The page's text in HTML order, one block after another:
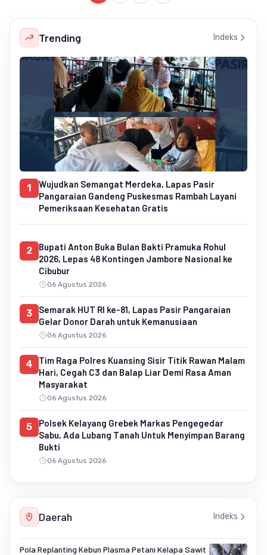
Trending Indeks
1
Wujudkan Semangat Merdeka, Lapas Pasir
Pangaraian Gandeng Puskesmas Rambah Layani
Pemeriksaan Kesehatan Gratis
2
Bupati Anton Buka Bulan Bakti Pramuka Rohul
2026, Lepas 48 Kontingen Jambore Nasional ke
Cibubur
06 Agustus 2026
3
Semarak HUT RI ke-81, Lapas Pasir Pangaraian
Gelar Donor Darah untuk Kemanusiaan
06 Agustus 2026
4
Tim Raga Polres Kuansing Sisir Titik Rawan Malam
Hari, Cegah C3 dan Balap Liar Demi Rasa Aman
Masyarakat
06 Agustus 2026
5
Polsek Kelayang Grebek Markas Pengegedar
Sabu, Ada Lubang Tanah Untuk Menyimpan Barang
Bukti
06 Agustus 2026
Daerah Indeks
Pola Replanting Kebun Plasma Petani Kelapa Sawit